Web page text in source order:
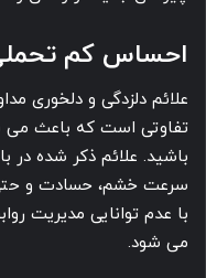
احساس کم
علائم دلزدگی و دلخوری
تفاوتی است که باعث می
باشید. علائم ذکر شده در
سرعت خشم، حسادت و
با عدم توانایی مدیریت
می شود.